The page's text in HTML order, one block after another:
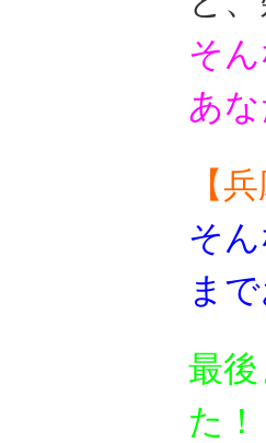
そ
あ
【
そ
ま
最
た！